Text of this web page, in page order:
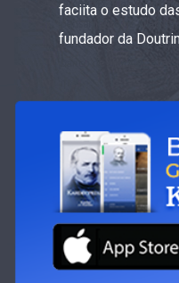
faciita o estudo
fundador da